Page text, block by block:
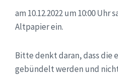
am 10.12.2022 um 10:00
Altpapier ein.
Bitte denkt daran, dass die
gebündelt werden und